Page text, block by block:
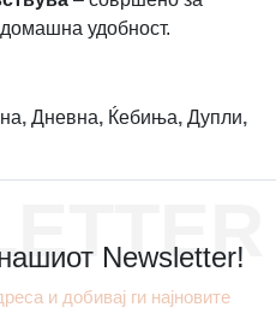
удобност.
, Дневна, Ќебиња, Дупли,
Newsletter!
и добивај ги најновите